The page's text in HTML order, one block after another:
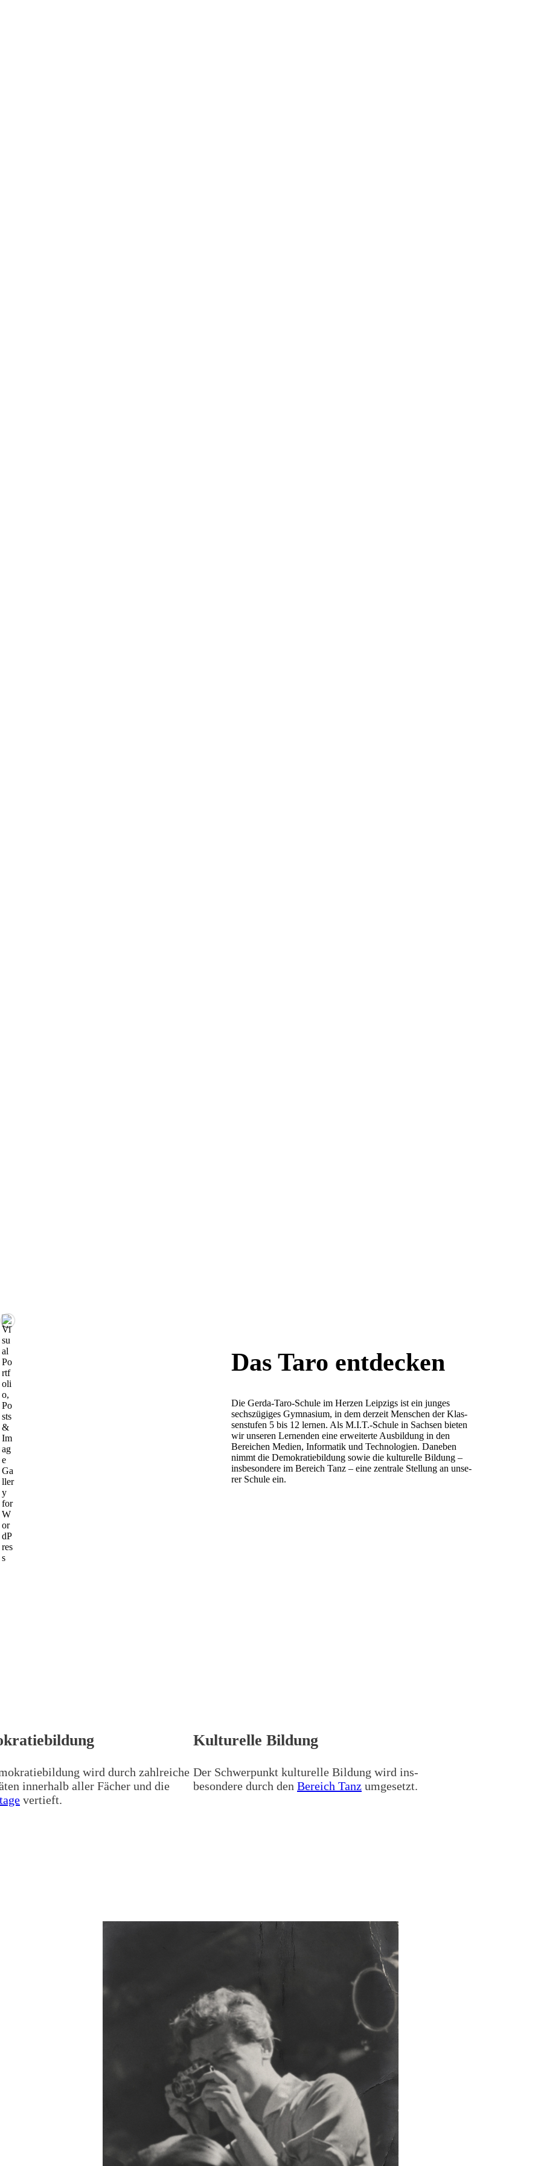
Das Taro entdecken
Die Ger­da-Taro-Schu­le im Her­zen Leip­zigs ist ein jun­ges
sechs­zü­gi­ges Gym­na­si­um, in dem der­zeit Men­schen der Klas­
sen­stu­fen 5 bis 12 ler­nen. Als M.I.T.-Schule in Sach­sen bie­ten
wir unse­ren Ler­nen­den eine erwei­ter­te Aus­bil­dung in den
Berei­chen Medi­en, Infor­ma­tik und Tech­no­lo­gien. Dane­ben
nimmt die Demo­kra­tie­bil­dung sowie die kul­tu­rel­le Bil­dung –
ins­be­son­de­re im Bereich Tanz – eine zen­tra­le Stel­lung an unse­
rer Schu­le ein.
wird durch zahl­rei­che
inner­halb aller Fächer und die
vertieft.
Kulturelle Bildung
Der Schwer­punkt kul­tu­rel­le Bil­dung wird ins­
be­son­de­re durch den Bereich Tanz umgesetzt.